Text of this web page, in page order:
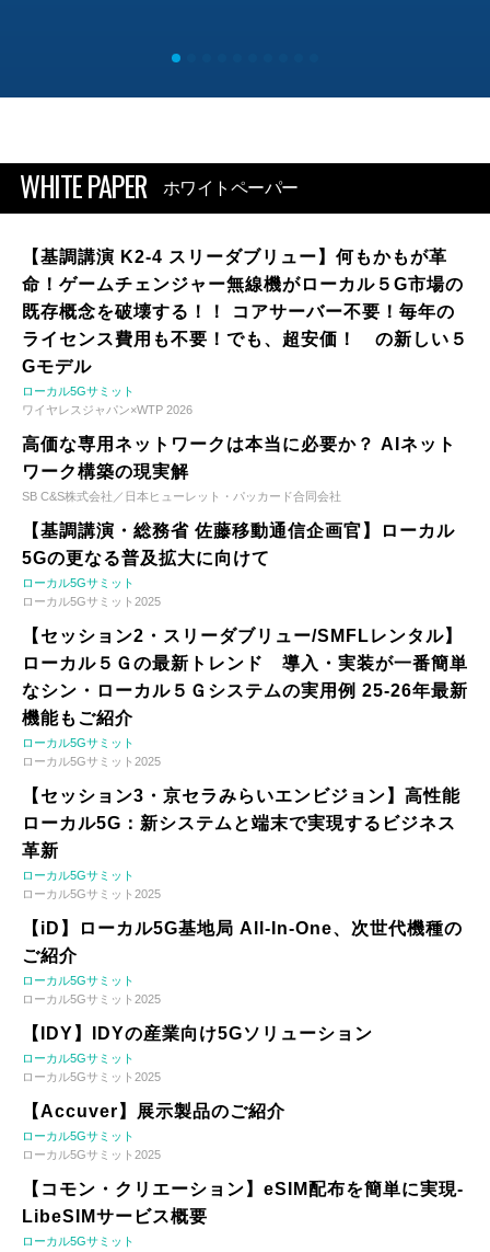
WHITE PAPER ホワイトペーパー
【基調講演 K2-4 スリーダブリュー】何もかもが革
命！ゲームチェンジャー無線機がローカル５G市場の
既存概念を破壊する！！ コアサーバー不要！毎年の
ライセンス費用も不要！でも、超安価！ の新しい５
Gモデル
ローカル5Gサミット
ワイヤレスジャパン×WTP 2026
高価な専用ネットワークは本当に必要か？ AIネット
ワーク構築の現実解
SB C&S株式会社／日本ヒューレット・パッカード合同会社
【基調講演・総務省 佐藤移動通信企画官】ローカル
5Gの更なる普及拡大に向けて
ローカル5Gサミット
ローカル5Gサミット2025
【セッション2・スリーダブリュー/SMFLレンタル】
ローカル５Ｇの最新トレンド 導入・実装が一番簡単
なシン・ローカル５Ｇシステムの実用例 25-26年最新
機能もご紹介
ローカル5Gサミット
ローカル5Gサミット2025
【セッション3・京セラみらいエンビジョン】高性能
ローカル5G：新システムと端末で実現するビジネス
革新
ローカル5Gサミット
ローカル5Gサミット2025
【iD】ローカル5G基地局 All-In-One、次世代機種の
ご紹介
ローカル5Gサミット
ローカル5Gサミット2025
【IDY】IDYの産業向け5Gソリューション
ローカル5Gサミット
ローカル5Gサミット2025
【Accuver】展示製品のご紹介
ローカル5Gサミット
ローカル5Gサミット2025
【コモン・クリエーション】eSIM配布を簡単に実現-
LibeSIMサービス概要
ローカル5Gサミット